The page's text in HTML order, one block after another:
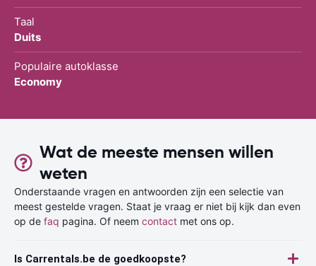
Taal
Duits
Populaire autoklasse
Economy
Wat de meeste mensen willen
weten
Onderstaande vragen en antwoorden zijn een selectie van
meest gestelde vragen. Staat je vraag er niet bij kijk dan even
op de faq pagina. Of neem contact met ons op.
Is Carrentals.be de goedkoopste?